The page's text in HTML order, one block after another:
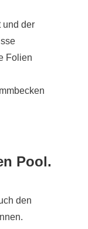
und der
Folien
Pool.
den